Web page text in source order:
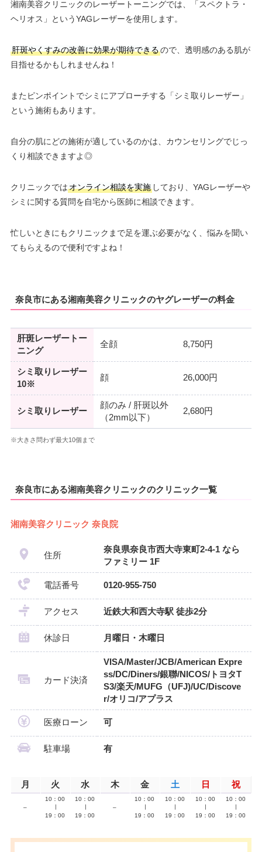
湘南美容クリニックのレーザートーニングでは、「スペクトラ・
ヘリオス」というYAGレーザーを使用します。
肝斑やくすみの改善に効果が期待できるので、透明感のある肌が
目指せるかもしれませんね！
またピンポイントでシミにアプローチする「シミ取りレーザー」
という施術もあります。
自分の肌にどの施術が適しているのかは、カウンセリングでじっ
くり相談できますよ◎
クリニックではオンライン相談を実施しており、YAGレーザーや
シミに関する質問を自宅から医師に相談できます。
忙しいときにもクリニックまで足を運ぶ必要がなく、悩みを聞い
てもらえるので便利ですよね！
奈良市にある湘南美容クリニックのヤグレーザーの料金
肝斑レーザートー
ニング
全顔 8,750円
シミ取りレーザー
10※
顔 26,000円
シミ取りレーザー
顔のみ / 肝斑以外
（2mm以下）
2,680円
※大きさ問わず最大10個まで
奈良市にある湘南美容クリニックのクリニック一覧
湘南美容クリニック 奈良院
住所
奈良県奈良市西大寺東町2-4-1 なら
ファミリー 1F
電話番号 0120-955-750
アクセス 近鉄大和西大寺駅 徒歩2分
休診日 月曜日・木曜日
カード決済
VISA/Master/JCB/American Expre
ss/DC/Diners/銀聯/NICOS/トヨタT
S3/楽天/MUFG（UFJ)/UC/Discove
r/オリコ/アプラス
医療ローン 可
駐車場 有
月 火 水 木 金 土 日 祝
–
10：00
19：00
10：00
19：00
–
10：00
19：00
10：00
19：00
10：00
19：00
10：00
19：00